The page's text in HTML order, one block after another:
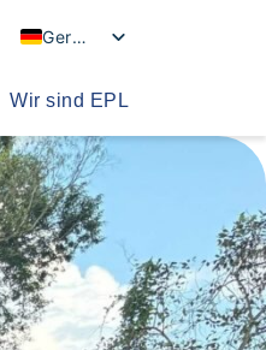
German
Wir sind EPL